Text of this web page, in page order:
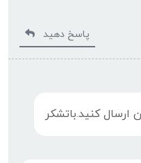
پاسخ دهید
کنید.باتشکر